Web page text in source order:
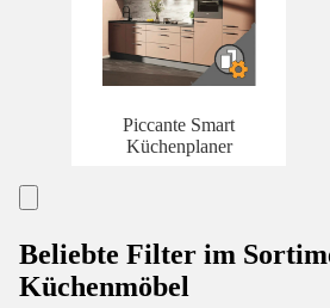
Piccante Smart
Küchenplaner
Beliebte Filter im
Küchenmöbel